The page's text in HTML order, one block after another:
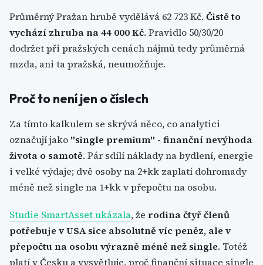
Průměrný Pražan hrubě vydělává 62 723 Kč. Čistě to
vychází zhruba na 44 000 Kč. Pravidlo 50/30/20
dodržet při pražských cenách nájmů tedy průměrná
mzda, ani ta pražská, neumožňuje.
Proč to není jen o číslech
Za tímto kalkulem se skrývá něco, co analytici
označují jako "single premium" - finanční nevýhoda
života o samotě. Pár sdílí náklady na bydlení, energie
i velké výdaje; dvě osoby na 2+kk zaplatí dohromady
méně než single na 1+kk v přepočtu na osobu.
Studie SmartAsset ukázala, že rodina čtyř členů
potřebuje v USA sice absolutně víc peněz, ale v
přepočtu na osobu výrazně méně než single. Totéž
platí v Česku a vysvětluje, proč finanční situace single